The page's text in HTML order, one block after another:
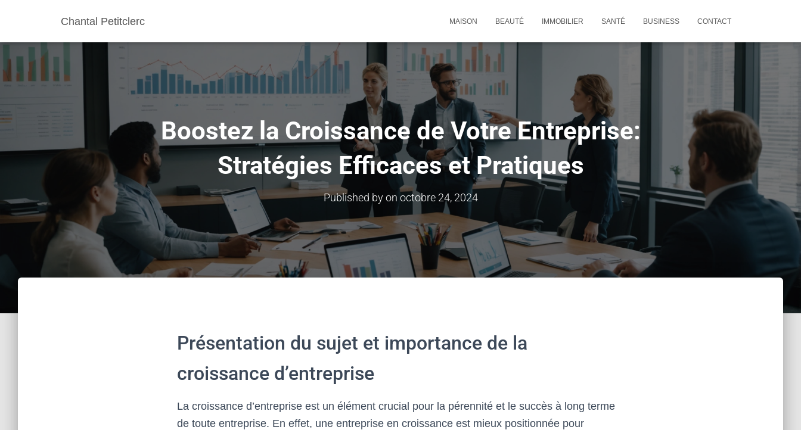
Chantal Petitclerc MAISON BEAUTÉ IMMOBILIER SANTÉ BUSINESS CONTACT
Boostez la Croissance de Votre Entreprise:
Stratégies Efficaces et Pratiques
Published byon octobre 24, 2024
Présentation du sujet et importance de la
croissance d’entreprise
La croissance d’entreprise est un élément crucial pour la pérennité et le succès à long terme
de toute entreprise. En effet, une entreprise en croissance est mieux positionnée pour